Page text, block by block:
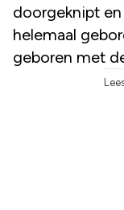
doorgeknipt
helemaal
geboren met